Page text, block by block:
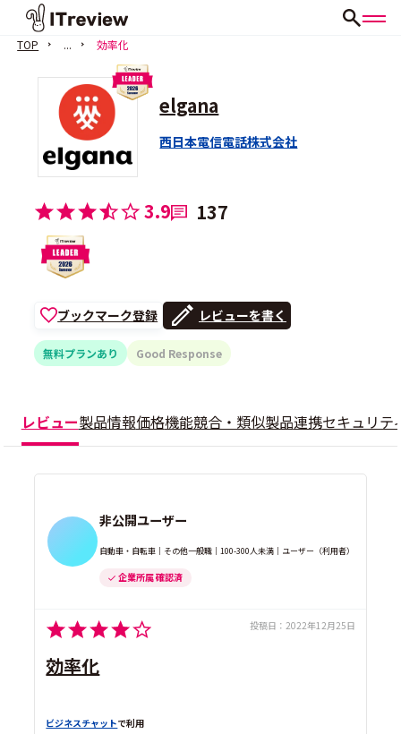
TOP ... 効率化
elgana
西日本電信電話株式会社
3.9 137
ブックマーク登録 レビューを書く
無料プランあり Good Response
レビュー製品情報価格機能競合・類似製品連携セキュリテ
非公開ユーザー
自動車・自転車｜その他一般職｜100-300人未満｜ユーザー（利用者）
企業所属 確認済
投稿日： 2022年12月25日
効率化
ビジネスチャットで利用